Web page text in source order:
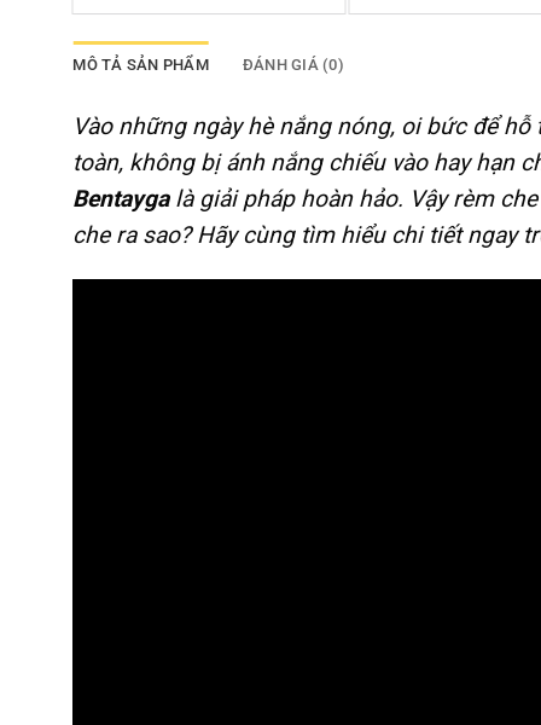
MÔ TẢ SẢN PHẨM ĐÁNH GIÁ (0)
Vào những ngày hè nắng nóng, oi bức để
toàn, không bị ánh nắng chiếu vào hay hạn
Bentaygalà giải pháp hoàn hảo. Vậy rèm
che ra sao? Hãy cùng tìm hiểu chi tiết ngay